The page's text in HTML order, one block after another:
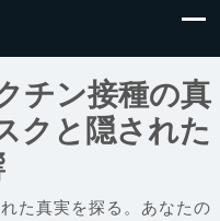
チン接種の真
クと隠された
た真実を探る。あなたの